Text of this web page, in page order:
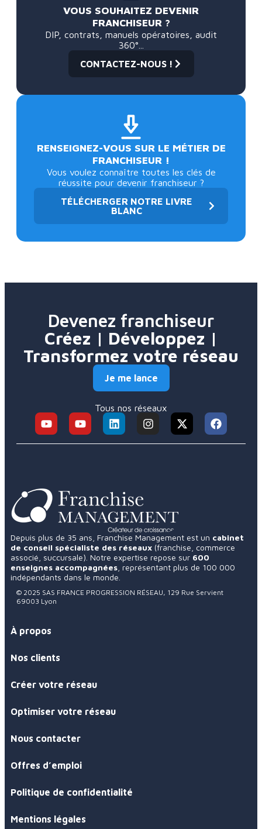
VOUS SOUHAITEZ DEVENIR
FRANCHISEUR ?
DIP, contrats, manuels opératoires, audit
360°...
CONTACTEZ-NOUS !
RENSEIGNEZ-VOUS SUR LE MÉTIER DE
FRANCHISEUR !
Vous voulez connaître toutes les clés de
réussite pour devenir franchiseur ?
TÉLÉCHERGER NOTRE LIVRE
BLANC
Devenez franchiseur
Créez | Développez |
Transformez votre réseau
Je me lance
Tous nos réseaux
Depuis plus de 35 ans, Franchise Management est un cabinet
de conseil spécialiste des réseaux (franchise, commerce
associé, succursale). Notre expertise repose sur 600
enseignes accompagnées , représentant plus de 100 000
indépendants dans le monde.
© 2025 SAS FRANCE PROGRESSION RÉSEAU, 129 Rue Servient
69003 Lyon
À propos
Nos clients
Créer votre réseau
Optimiser votre réseau
Nous contacter
Offres d’emploi
Politique de confidentialité
Mentions légales